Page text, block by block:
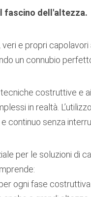
fascino dell'altezza.
veri e propri
un connubio
costruttive e
in realtà.
continuo senza
per le soluzioni di
ogni fase costruttiva